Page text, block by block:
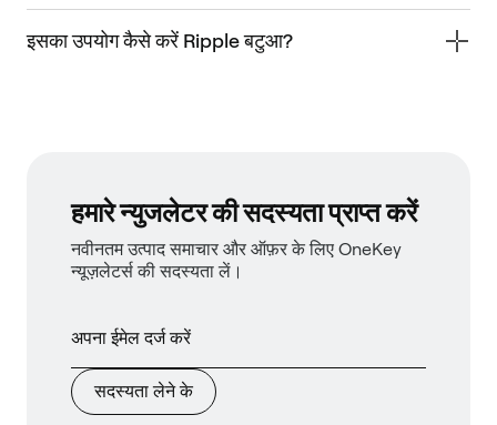
इसका उपयोग कैसे करें Ripple बटुआ?
हमारे न्युजलेटर की सदस्यता प्राप्त करें
नवीनतम उत्पाद समाचार और ऑफ़र के लिए OneKey
न्यूज़लेटर्स की सदस्यता लें।
सदस्यता लेने के